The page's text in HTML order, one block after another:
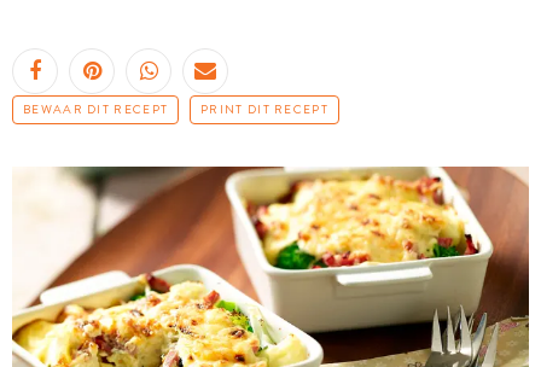
BEWAAR DIT RECEPT PRINT DIT RECEPT